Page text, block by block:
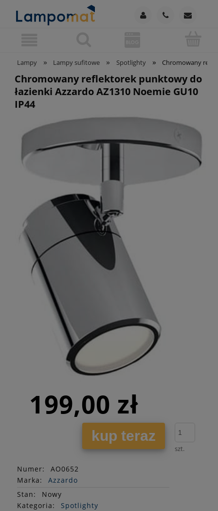
Lampy » Lampy sufitowe » Spotlighty » Chromowany
Chromowany reflektorek punktowy do
łazienki Azzardo AZ1310 Noemie GU10
IP44
199,00 zł
kup teraz
szt.
Numer:
AO0652
Marka:
Azzardo
Stan:
Nowy
Kategoria:
Spotlighty